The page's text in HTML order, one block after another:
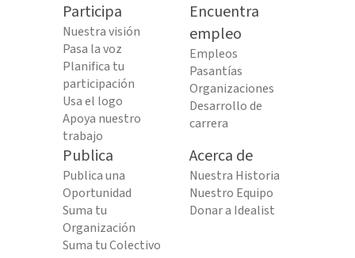
Participa
Nuestra visión
Pasa la voz
Planifica tu
participación
Usa el logo
Apoya nuestro
trabajo
Encuentra
empleo
Empleos
Pasantías
Organizaciones
Desarrollo de
carrera
Publica
Publica una
Oportunidad
Suma tu
Organización
Suma tu Colectivo
Acerca de
Nuestra Historia
Nuestro Equipo
Donar a Idealist